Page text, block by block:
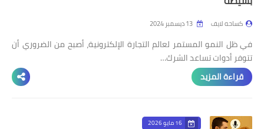
كساحه لايف
في ظل النمو المستمر لعالم التجارة الإلكترونية، أصبح من الضروري أن
تتوفر أدوات تساعد الشرك…
قراءة المزيد
16 مايو 2026